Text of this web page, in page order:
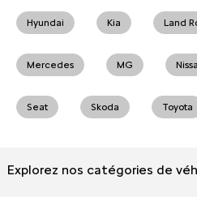
Hyundai Kia Land
Mercedes MG
Seat Skoda Toyota
Explorez nos catégories de